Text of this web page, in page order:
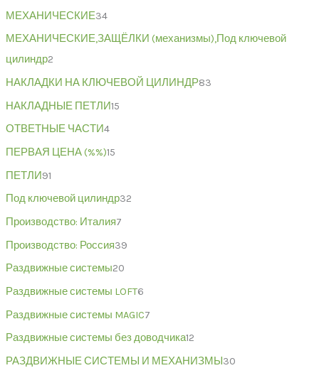
МЕХАНИЧЕСКИЕ34
МЕХАНИЧЕСКИЕ,ЗАЩЁЛКИ (механизмы),Под ключевой
цилиндр2
НАКЛАДКИ НА КЛЮЧЕВОЙ ЦИЛИНДР83
НАКЛАДНЫЕ ПЕТЛИ15
ОТВЕТНЫЕ ЧАСТИ4
ПЕРВАЯ ЦЕНА (%%)15
ПЕТЛИ91
Под ключевой цилиндр32
Производство: Италия7
Производство: Россия39
Раздвижные системы20
Раздвижные системы LOFT6
Раздвижные системы MAGIC7
Раздвижные системы без доводчика12
РАЗДВИЖНЫЕ СИСТЕМЫ И МЕХАНИЗМЫ 30